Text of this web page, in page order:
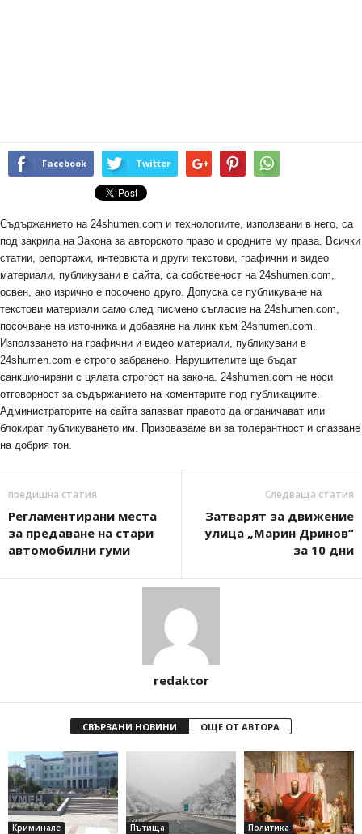
Facebook Twitter
Съдържанието на 24shumen.com и технологиите, използвани в него, са
под закрила на Закона за авторското право и сродните му права. Всички
статии, репортажи, интервюта и други текстови, графични и видео
материали, публикувани в сайта, са собственост на 24shumen.com,
освен, ако изрично е посочено друго. Допуска се публикуване на
текстови материали само след писмено съгласие на 24shumen.com,
посочване на източника и добавяне на линк към 24shumen.com.
Използването на графични и видео материали, публикувани в
24shumen.com е строго забранено. Нарушителите ще бъдат
санкционирани с цялата строгост на закона. 24shumen.com не носи
отговорност за съдържанието на коментарите под публикациите.
Администраторите на сайта запазват правото да ограничават или
блокират публикуването им. Призоваваме ви за толерантност и спазване
на добрия тон.
предишна статия
Регламентирани места
за предаване на стари
автомобилни гуми
Следваща статия
Затварят за движение
улица „Марин Дринов“
за 10 дни
redaktor
СВЪРЗАНИ НОВИНИ ОЩЕ ОТ АВТОРА
Криминале Пътища Политика